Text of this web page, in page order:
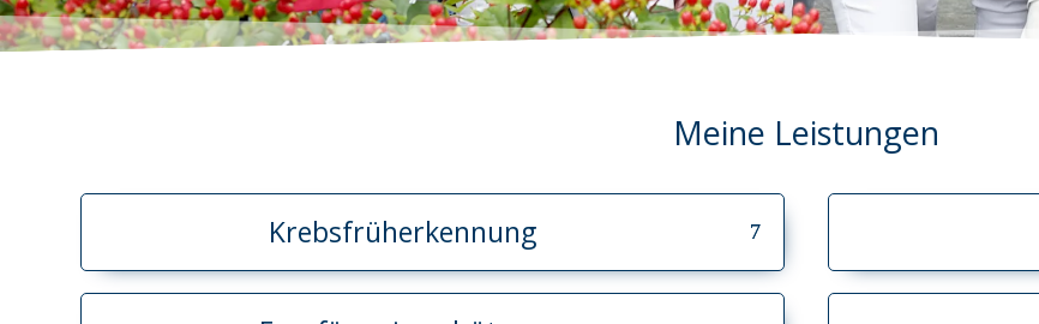
Meine Leistungen
Krebsfrüherkennung